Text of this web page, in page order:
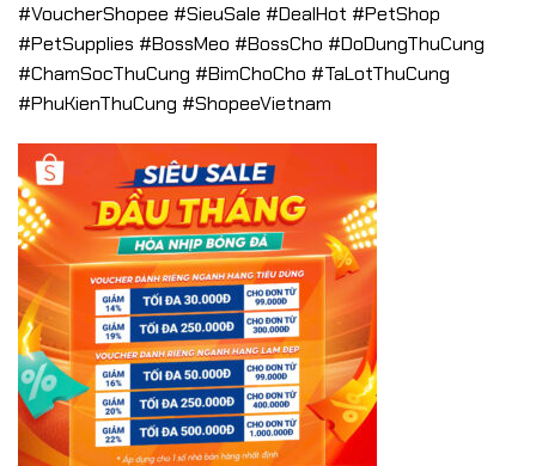
#VoucherShopee #SieuSale #DealHot #PetShop
#PetSupplies #BossMeo #BossCho #DoDungThuCung
#ChamSocThuCung #BimChoCho #TaLotThuCung
#PhuKienThuCung #ShopeeVietnam